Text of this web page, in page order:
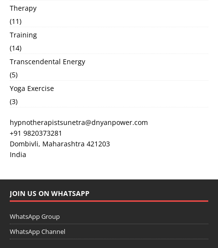
Therapy
(11)
Training
(14)
Transcendental Energy
(5)
Yoga Exercise
(3)
hypnotherapistsunetra@dnyanpower.com
+91 9820373281
Dombivli, Maharashtra 421203
India
JOIN US ON WHATSAPP
WhatsApp Group
WhatsApp Channel